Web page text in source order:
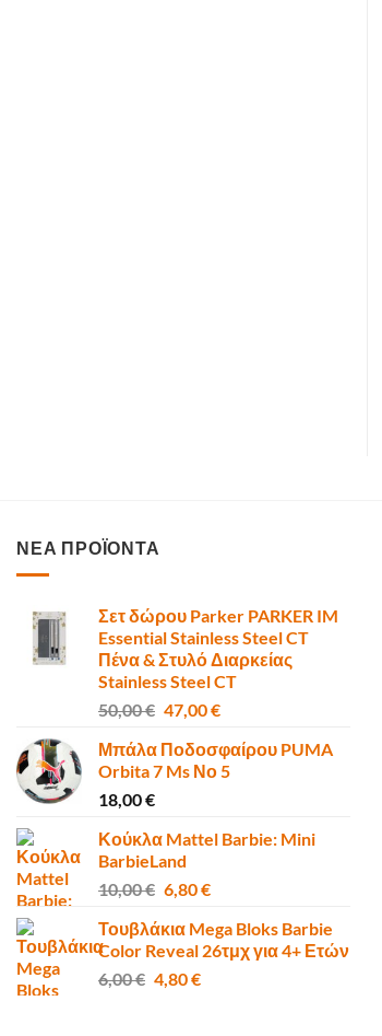
ΝΕΑ ΠΡΟΪΟΝΤΑ
Σετ δώρου Parker PARKER IM
Essential Stainless Steel CT
Πένα & Στυλό Διαρκείας
Stainless Steel CT
50,00€ Original
was:
50,00 €.
47,00€Η
τιμή
είναι:
Μπάλα Ποδοσφαίρου PUMA
Orbita 7 Ms Νο 5
18,00€
Κούκλα Mattel Barbie: Mini
BarbieLand
10,00€ Original
was:
10,00 €.
6,80€Η
τιμή
είναι:
Τουβλάκια Mega Bloks Barbie
Color Reveal 26τμχ για 4+ Ετών
6,00€ Original
4,80€Η